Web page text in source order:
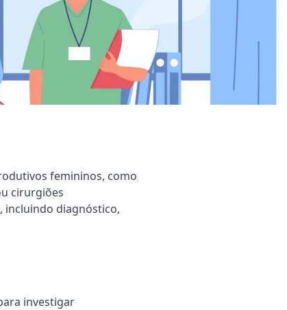
femininos, como
cirurgiões
incluindo diagnóstico,
investigar